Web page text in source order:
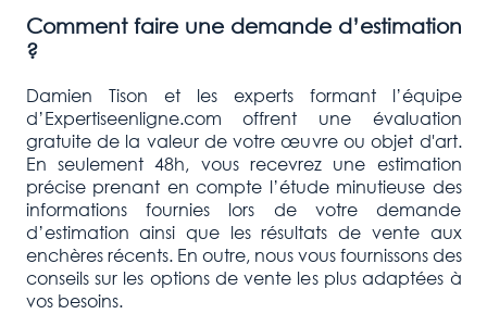
Comment faire une demande d’estimation
?
Damien Tison et les experts formant l’équipe
d’Expertiseenligne.com offrent une évaluation
gratuite de la valeur de votre œuvre ou objet d'art.
En seulement 48h, vous recevrez une estimation
précise prenant en compte l’étude minutieuse des
informations fournies lors de votre demande
d’estimation ainsi que les résultats de vente aux
enchères récents. En outre, nous vous fournissons des
conseils sur les options de vente les plus adaptées à
vos besoins.